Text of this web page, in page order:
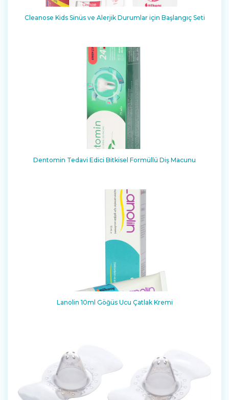
Cleanose Kids Sinüs ve Alerjik Durumlar için Başlangıç Seti
Dentomin Tedavi Edici Bitkisel Formüllü Diş Macunu
Lanolin 10ml Göğüs Ucu Çatlak Kremi